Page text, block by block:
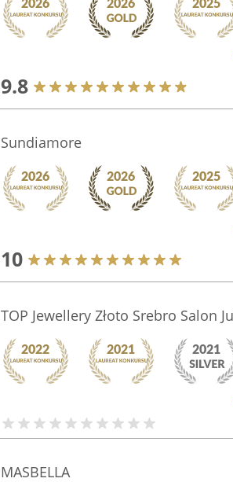
9.8
Sundiamore
10
TOP Jewellery Złoto Srebro Salon
MASBELLA